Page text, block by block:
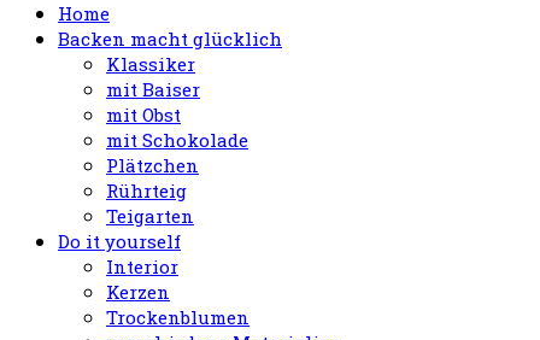
Home
Backen macht glücklich
Klassiker
mit Baiser
mit Obst
mit Schokolade
Plätzchen
Rührteig
Teigarten
Do it yourself
Interior
Kerzen
Trockenblumen